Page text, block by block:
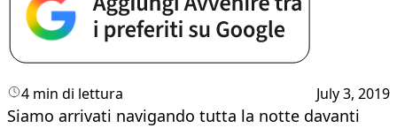
4 min di lettura July 3, 2019
Siamo arrivati navigando tutta la notte davanti